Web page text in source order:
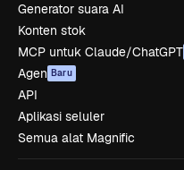
Generator suara AI
Konten stok
MCP untuk Claude/ChatGPT
Agen Baru
API
Aplikasi seluler
Semua alat Magnific